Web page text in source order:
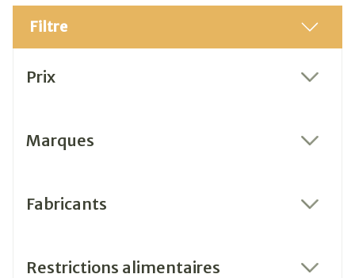
Filtre
Prix
Marques
Fabricants
Restrictions alimentaires